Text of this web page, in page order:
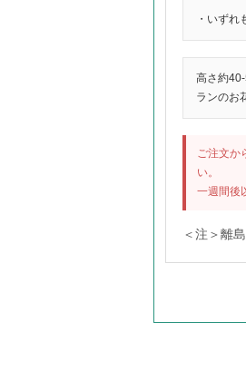
・いずれ
高さ約
ランのお
ご注文か
い。
一週間後
＜注＞離